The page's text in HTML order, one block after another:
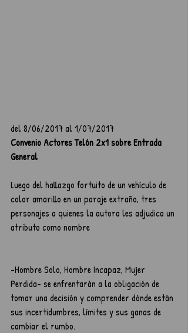
del 8/06/2017 al 1/07/2017
Convenio Actores Telón 2x1 sobre Entrada
General
Luego del hallazgo fortuito de un vehículo de
color amarillo en un paraje extraño, tres
personajes a quienes la autora les adjudica un
atributo como nombre
-Hombre Solo, Hombre Incapaz, Mujer
Perdida- se enfrentarán a la obligación de
tomar una decisión y comprender dónde están
sus incertidumbres, límites y sus ganas de
cambiar el rumbo.